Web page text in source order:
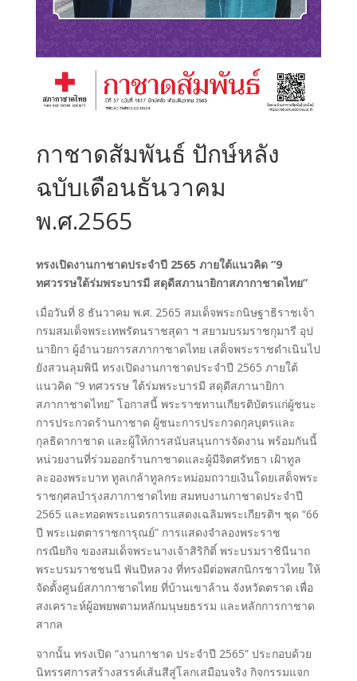
กาชาดสัมพันธ์ ปักษ์หลัง
ฉบับเดือนธันวาคม
พ.ศ.2565
ทรงเปิดงานกาชาดประจำปี 2565 ภายใต้แนวคิด “9
ทศวรรษใต้ร่มพระบารมี สดุดีสภานายิกาสภากาชาดไทย”
เมื่อวันที่ 8 ธันวาคม พ.ศ. 2565 สมเด็จพระกนิษฐาธิราชเจ้า
กรมสมเด็จพระเทพรัตนราชสุดา ฯ สยามบรมราชกุมารี อุป
นายิกา ผู้อำนวยการสภากาชาดไทย เสด็จพระราชดำเนินไป
ยังสวนลุมพินี ทรงเปิดงานกาชาดประจำปี 2565 ภายใต้
แนวคิด “9 ทศวรรษ ใต้ร่มพระบารมี สดุดีสภานายิกา
สภากาชาดไทย” โอกาสนี้ พระราชทานเกียรติบัตรแก่ผู้ชนะ
การประกวดร้านกาชาด ผู้ชนะการประกวดกุลบุตรและ
กุลธิดากาชาด และผู้ให้การสนับสนุนการจัดงาน พร้อมกันนี้
หน่วยงานที่ร่วมออกร้านกาชาดและผู้มีจิตศรัทธา เฝ้าทูล
ละอองพระบาท ทูลเกล้าทูลกระหม่อมถวายเงินโดยเสด็จพระ
ราชกุศลบำรุงสภากาชาดไทย สมทบงานกาชาดประจำปี
2565 และทอดพระเนตรการแสดงเฉลิมพระเกียรติฯ ชุด “66
ปี พระเมตตาราชการุณย์” การแสดงจำลองพระราช
กรณียกิจ ของสมเด็จพระนางเจ้าสิริกิติ์ พระบรมราชินีนาถ
พระบรมราชชนนี พันปีหลวง ที่ทรงมีต่อพสกนิกรชาวไทย ให้
จัดตั้งศูนย์สภากาชาดไทย ที่บ้านเขาล้าน จังหวัดตราด เพื่อ
สงเคราะห์ผู้อพยพตามหลักมนุษยธรรม และหลักการกาชาด
สากล
จากนั้น ทรงเปิด “งานกาชาด ประจำปี 2565” ประกอบด้วย
นิทรรศการสร้างสรรค์เส้นสีสู่โลกเสมือนจริง กิจกรรมแจก